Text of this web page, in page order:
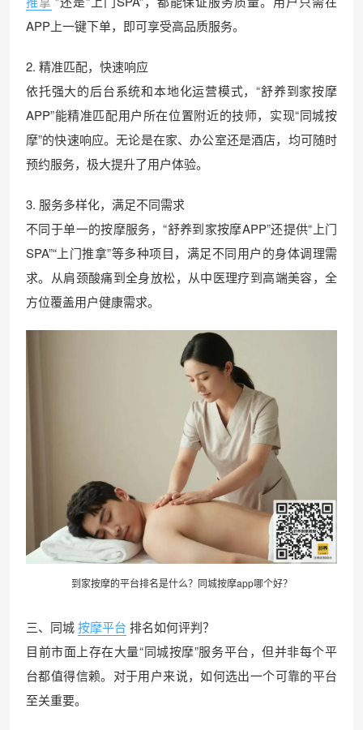
APP上一键下单，即可享受高品质服务。
2. 精准匹配，快速响应
依托强大的后台系统和本地化运营模式，“舒养到家按摩
APP”能精准匹配用户所在位置附近的技师，实现“同城按
摩”的快速响应。无论是在家、办公室还是酒店，均可随时
预约服务，极大提升了用户体验。
3. 服务多样化，满足不同需求
不同于单一的按摩服务，“舒养到家按摩APP”还提供“上门
SPA”“上门推拿”等多种项目，满足不同用户的身体调理需
求。从肩颈酸痛到全身放松，从中医理疗到高端美容，全
方位覆盖用户健康需求。
到家按摩的平台排名是什么？同城按摩app哪个好？
三、同城按摩平台 排名如何评判？
目前市面上存在大量“同城按摩”服务平台，但并非每个平
台都值得信赖。对于用户来说，如何选出一个可靠的平台
至关重要。